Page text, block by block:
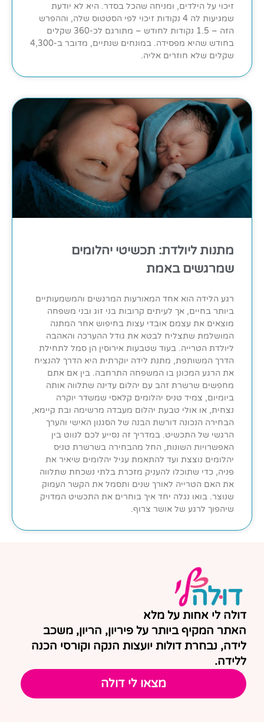
זיכוי על הילדים, ומניחה שהכל בסדר. היא לא יודעת
שמגיעות לה 4 נקודות זיכוי לפי הסטטוס שלה, וההפרש
הזה – 1.5 נקודות לחודש – מתורגם לכ-360 שקלים
בחודש שהיא מפסידה. במונחים שנתיים, מדובר ב-4,300
שקלים שלא חוזרים אליה.
מתנות ליולדת: תכשיטי יהלומים
שמרגשים באמת
רגע הלידה הוא אחד המאורעות המרגשים והמשמעותיים
ביותר בחיים, אך לעיתים קרובות בני זוג ובני משפחה
מוצאים את עצמם אובדי עצות בחיפוש אחר המתנה
המושלמת שתצליח לבטא את גודל ההערכה והאהבה
ליולדת הטרייה. בעוד שטבעות אירוסין הן סמל לתחילת
הדרך המשותפת, מתנת לידה יוקרתית היא הדרך להנציח
את הרגע המכונן בו המשפחה התרחבה. בין אם אתם
מחפשים שרשרת זהב עם יהלום עדינה שתלווה אותה
ביומיום, צמיד טניס יהלומים קלאסי שמשדר יוקרה
נצחית, או אולי טבעת יהלום מעבדה מרשימה ובת קיימא,
הבחירה הנכונה דורשת הבנה של הסגנון האישי והערך
הרגשי של התכשיט. במדריך זה נסייע לכם לנווט בין
האפשרויות השונות, החל מהבחירה בשרשרת טניס
יהלומים נוצצת ועד להתאמת עגיל יהלומים שיאיר את
פניה, כדי שתוכלו להעניק מזכרת בלתי נשכחת שתלווה
את האם הטרייה לאורך שנים ותסמל את הקשר העמוק
שנוצר. בואו נגלה יחד איך בוחרים את התכשיט המדויק
שיהפוך לרגע של אושר צרוף.
דולה לי אחות על מלא
האתר המקיף ביותר על פיריון, הריון, משכב
לידה, נבחרת דולות יועצות הנקה וקורסי הכנה
ללידה.
מצאו לי דולה